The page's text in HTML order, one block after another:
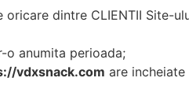
oricare dintre CLIENTII Site-
o anumita perioada;
vdxsnack.com are